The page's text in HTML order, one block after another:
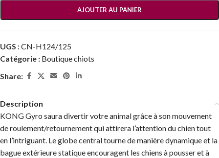
AJOUTER AU PANIER
UGS :CN-H124/125
Catégorie : Boutique chiots
Share:
Description
KONG Gyro saura divertir votre animal grâce à son mouvement
de roulement/retournement qui attirera l’attention du chien tout
en l’intriguant. Le globe central tourne de manière dynamique et la
bague extérieure statique encouragent les chiens à pousser et à